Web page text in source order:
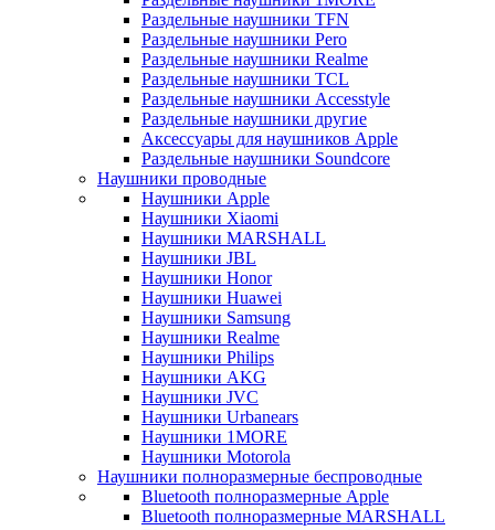
Раздельные наушники TFN
Раздельные наушники Pero
Раздельные наушники Realme
Раздельные наушники TCL
Раздельные наушники Accesstyle
Раздельные наушники другие
Аксессуары для наушников Apple
Раздельные наушники Soundcore
Наушники проводные
Наушники Apple
Наушники Xiaomi
Наушники MARSHALL
Наушники JBL
Наушники Honor
Наушники Huawei
Наушники Samsung
Наушники Realme
Наушники Philips
Наушники AKG
Наушники JVC
Наушники Urbanears
Наушники 1MORE
Наушники Motorola
Наушники полноразмерные беспроводные
Bluetooth полноразмерные Apple
Bluetooth полноразмерные MARSHALL